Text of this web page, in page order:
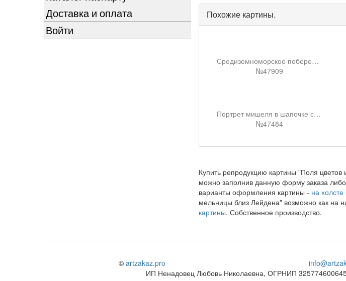
Доставка и оплата
Войти
Похожие картины.
Средиземноморское побережье, серый день
№47909
Портрет мишеля в шапочке с помпоном
№47484
Купить репродукцию картины "Поля
можно заполнив данную форму заказа
варианты оформления картины - на
мельницы близ Лейдена" возможно как на
картины. Собственное производство.
© artzakaz.pro
ИП Ненадовец Любовь Николаевна, ОГРНИП